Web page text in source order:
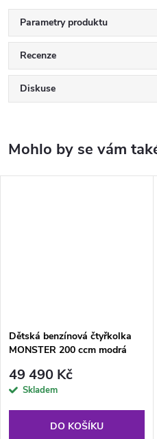
Parametry produktu
Recenze
Diskuse
Dětská benzínová čtyřkolka
MONSTER 200 ccm modrá
49 490 Kč
Skladem
DO KOŠÍKU